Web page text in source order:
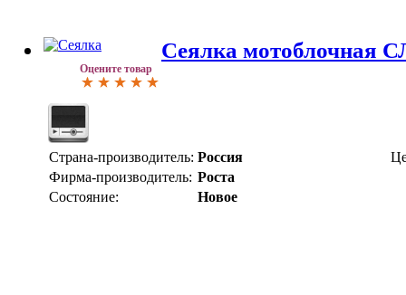
Оцените товар
Сеялка мотоблочная
Страна-производитель: Россия
Фирма-производитель: Роста
Состояние:
Новое